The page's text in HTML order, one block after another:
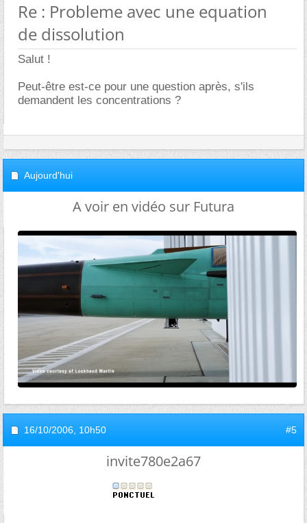
Re : Probleme avec une equation
de dissolution
Salut !
Peut-être est-ce pour une question après, s'ils
demandent les concentrations ?
Aujourd'hui
A voir en vidéo sur Futura
16/10/2006, 10h50 #5
invite780e2a67